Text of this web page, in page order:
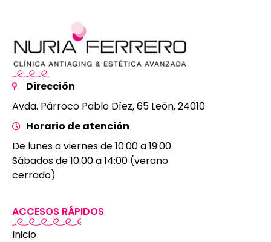
Dirección
Avda. Párroco Pablo Díez, 65 León, 24010
Horario de atención
De lunes a viernes de 10:00 a 19:00
Sábados de 10:00 a 14:00 (verano
cerrado)
ACCESOS RÁPIDOS
Inicio